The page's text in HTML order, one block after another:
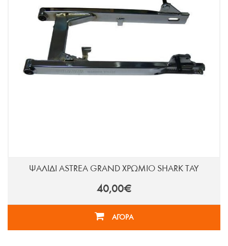
ΨΑΛΙΔΙ ASTREA GRAND ΧΡΩΜΙΟ SHARK ΤΑΥ
40,00€
ΑΓΟΡΑ